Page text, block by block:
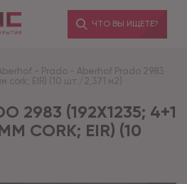
ЧТО ВЫ ИЩЕТЕ?
- Prado - Aberhof Prado 2983
cork; EIR) (10 шт./2,371 м2)
2983 (192X1235; 4+1
CORK; EIR) (10